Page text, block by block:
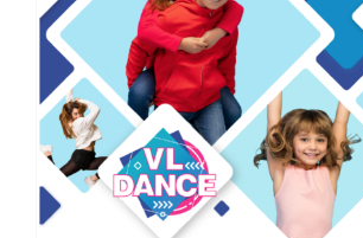
VL Dance 22-23